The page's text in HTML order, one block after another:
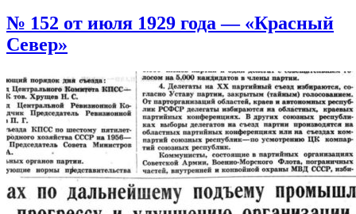
№ 152 от июля 1929 года — «Красный
Север»